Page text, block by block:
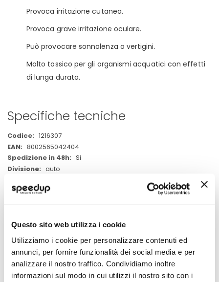
Questo sito web utilizza i cookie
Utilizziamo i cookie per personalizzare contenuti ed
annunci, per fornire funzionalità dei social media e per
analizzare il nostro traffico. Condividiamo inoltre
informazioni sul modo in cui utilizzi il nostro sito con i
Provoca irritazione cutanea.
Provoca grave irritazione oculare.
Può provocare sonnolenza o vertigini.
Molto tossico per gli organismi acquatici con effetti
di lunga durata.
Specifiche tecniche
Maggiori
Informazioni
1216307
8002565042404
Si
auto
400ml
1
400ml